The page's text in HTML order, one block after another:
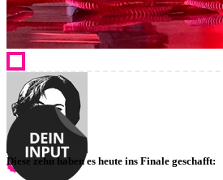
Diese zehn haben es heute ins Finale geschafft: